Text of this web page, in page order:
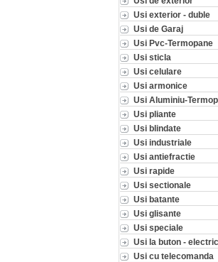
Usi exterior - duble
Usi de Garaj
Usi Pvc-Termopane
Usi sticla
Usi celulare
Usi armonice
Usi Aluminiu-
Usi pliante
Usi blindate
Usi industriale
Usi antiefractie
Usi rapide
Usi sectionale
Usi batante
Usi glisante
Usi speciale
Usi la buton -
Usi cu telecomanda